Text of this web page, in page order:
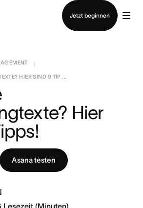
Jetzt beginnen
Vertrieb kontaktieren
HIER SIND 9 TIP ...
Hier
Asana testen
Lesezeit (Minuten)